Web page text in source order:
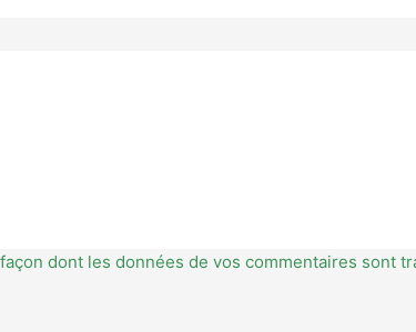
dont les données de vos commentaires sont